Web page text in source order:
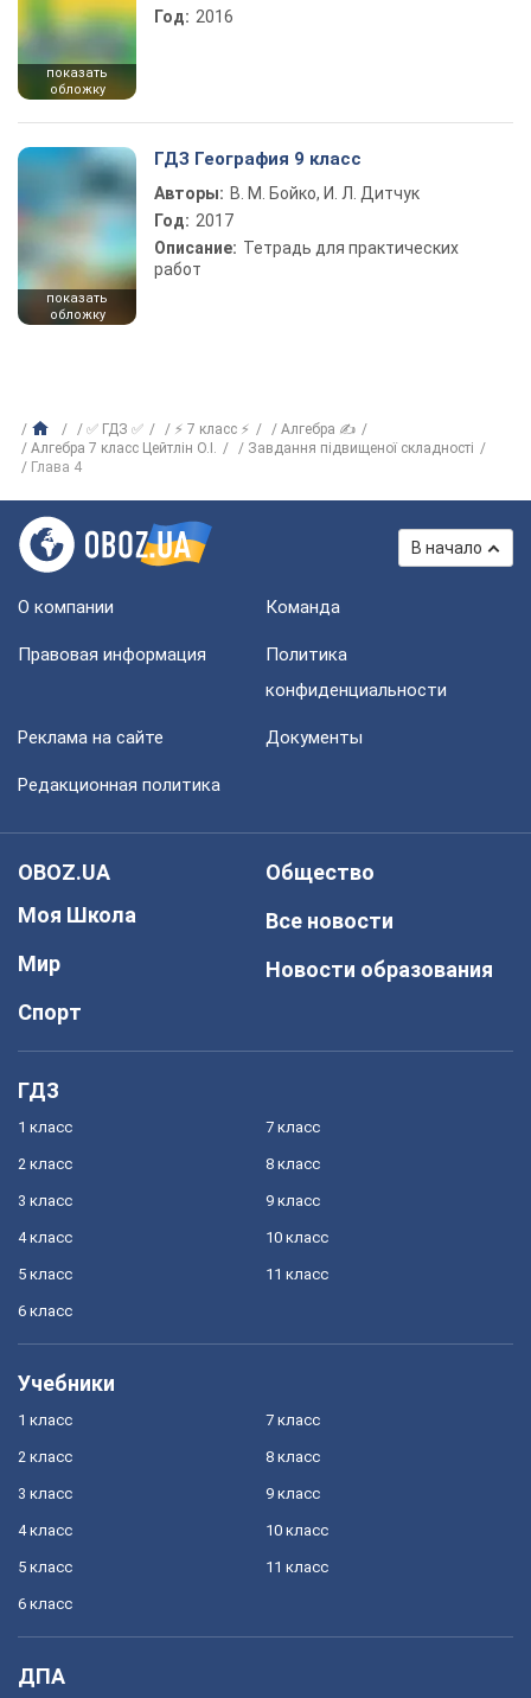
показать
обложку
Год: 2016
показать
обложку
ГДЗ География 9 класс
Авторы: В. М. Бойко, И. Л. Дитчук
Год: 2017
Описание: Тетрадь для практических
работ
✅ ГДЗ ✅ ⚡ 7 класс ⚡
Алгебра ✍
Алгебра 7 класс Цейтлiн О.I.
Завдання підвищеної складностi
Глава 4
В начало
О компании Команда
Правовая информация
Политика
конфиденциальности
Реклама на сайте Документы
Редакционная политика
OBOZ.UA
Моя Школа
Мир
Спорт
Общество
Все новости
Новости образования
ГДЗ
1 класс
2 класс
3 класс
4 класс
5 класс
6 класс
7 класс
8 класс
9 класс
10 класс
11 класс
Учебники
1 класс
2 класс
3 класс
4 класс
5 класс
6 класс
7 класс
8 класс
9 класс
10 класс
11 класс
ДПА